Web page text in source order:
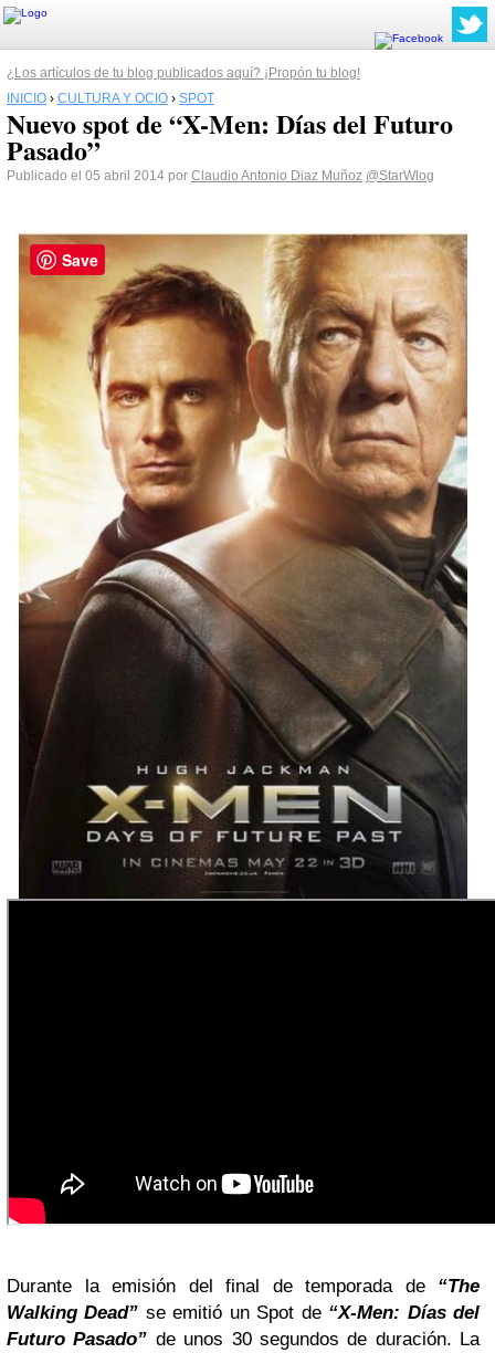
¿Los artículos de tu blog publicados aquí? ¡Propón tu blog!
INICIO › CULTURA Y OCIO › SPOT
Nuevo spot de “X-Men: Días del Futuro
Pasado”
Publicado el 05 abril 2014 por Claudio Antonio Diaz Muñoz @StarWlog
Durante la emisión del final de temporada de “The
Walking Dead” se emitió un Spot de “X-Men: Días del
Futuro Pasado” de unos 30 segundos de duración. La
Save